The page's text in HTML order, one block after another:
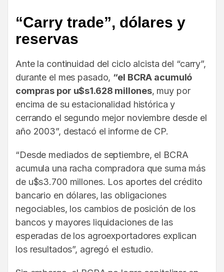
“Carry trade”, dólares y
reservas
Ante la continuidad del ciclo alcista del “carry”,
durante el mes pasado, “el BCRA acumuló
compras por u$s1.628 millones, muy por
encima de su estacionalidad histórica y
cerrando el segundo mejor noviembre desde el
año 2003”, destacó el informe de CP.
“Desde mediados de septiembre, el BCRA
acumula una racha compradora que suma más
de u$s3.700 millones. Los aportes del crédito
bancario en dólares, las obligaciones
negociables, los cambios de posición de los
bancos y mayores liquidaciones de las
esperadas de los agroexportadores explican
los resultados”, agregó el estudio.